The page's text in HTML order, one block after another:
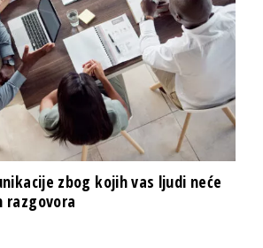
zbog kojih vas ljudi neće